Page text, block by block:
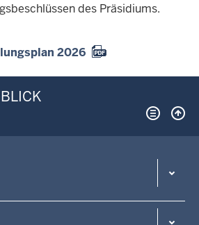
des Präsidiums.
2026